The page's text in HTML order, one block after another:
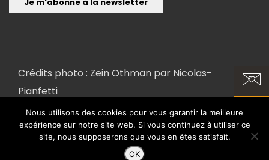
Crédits photo : Zein Othman par Nicolas-
Pianfetti
Copyright 2018 © Conception et réalisation : FX COM'UNIK et LK
Nous utilisons des cookies pour vous garantir la meilleure
expérience sur notre site web. Si vous continuez à utiliser ce
site, nous supposerons que vous en êtes satisfait.
OK